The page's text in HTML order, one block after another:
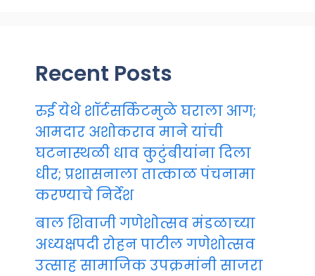
Recent Posts
रुई येथे शॉर्टसर्किटमुळे घराला आग;
आमदार अशोकराव माने यांची
घटनास्थळी धाव कुटुंबीयांना दिला
धीर; प्रशासनाला तात्काळ पंचनामा
करण्याचे निर्देश
बाल शिवाजी गणेशोत्सव मंडळाच्या
अध्यक्षपदी रोहन पाटील गणेशोत्सव
उत्साह सामाजिक उपक्रमांनी साजरा